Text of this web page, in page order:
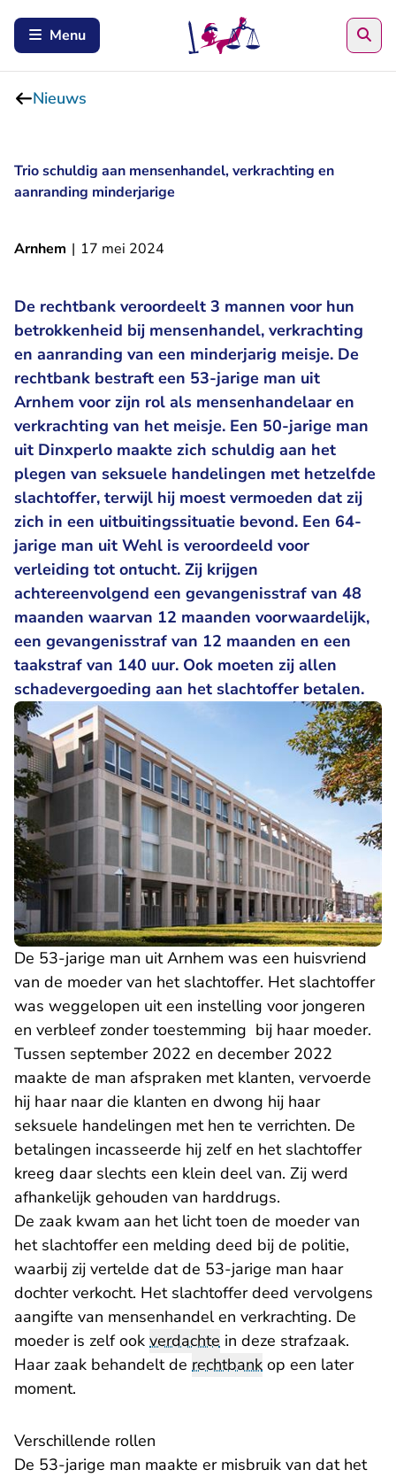
Menu
Nieuws
Trio schuldig aan mensenhandel, verkrachting en
aanranding minderjarige
Arnhem | 17 mei 2024
De rechtbank veroordeelt 3 mannen voor hun
betrokkenheid bij mensenhandel, verkrachting
en aanranding van een minderjarig meisje. De
rechtbank bestraft een 53-jarige man uit
Arnhem voor zijn rol als mensenhandelaar en
verkrachting van het meisje. Een 50-jarige man
uit Dinxperlo maakte zich schuldig aan het
plegen van seksuele handelingen met hetzelfde
slachtoffer, terwijl hij moest vermoeden dat zij
zich in een uitbuitingssituatie bevond. Een 64-
jarige man uit Wehl is veroordeeld voor
verleiding tot ontucht. Zij krijgen
achtereenvolgend een gevangenisstraf van 48
maanden waarvan 12 maanden voorwaardelijk,
een gevangenisstraf van 12 maanden en een
taakstraf van 140 uur. Ook moeten zij allen
schadevergoeding aan het slachtoffer betalen.
De 53-jarige man uit Arnhem was een huisvriend
van de moeder van het slachtoffer. Het slachtoffer
was weggelopen uit een instelling voor jongeren
en verbleef zonder toestemming bij haar moeder.
Tussen september 2022 en december 2022
maakte de man afspraken met klanten, vervoerde
hij haar naar die klanten en dwong hij haar
seksuele handelingen met hen te verrichten. De
betalingen incasseerde hij zelf en het slachtoffer
kreeg daar slechts een klein deel van. Zij werd
afhankelijk gehouden van harddrugs.
De zaak kwam aan het licht toen de moeder van
het slachtoffer een melding deed bij de politie,
waarbij zij vertelde dat de 53-jarige man haar
dochter verkocht. Het slachtoffer deed vervolgens
aangifte van mensenhandel en verkrachting. De
moeder is zelf ook verdachte in deze strafzaak.
Haar zaak behandelt de rechtbank op een later
moment.
Verschillende rollen
De 53-jarige man maakte er misbruik van dat het